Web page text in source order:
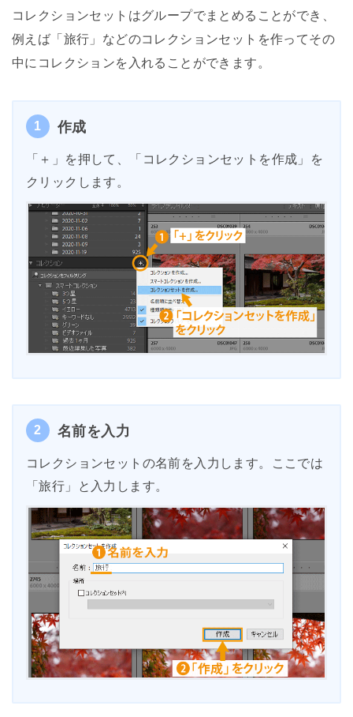
コレクションセットはグループでまとめることができ、
例えば「旅行」などのコレクションセットを作ってその
中にコレクションを入れることができます。
1 作成
「＋」を押して、「コレクションセットを作成」を
クリックします。
2 名前を入力
コレクションセットの名前を入力します。ここでは
「旅行」と入力します。